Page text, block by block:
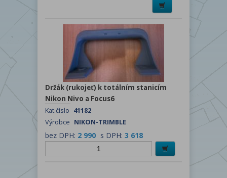
Držák (rukojeť) k totálním stanicím
Nikon Nivo a Focus6
Kat.číslo 41182
Výrobce NIKON-TRIMBLE
bez DPH: 2 990 s DPH: 3 618